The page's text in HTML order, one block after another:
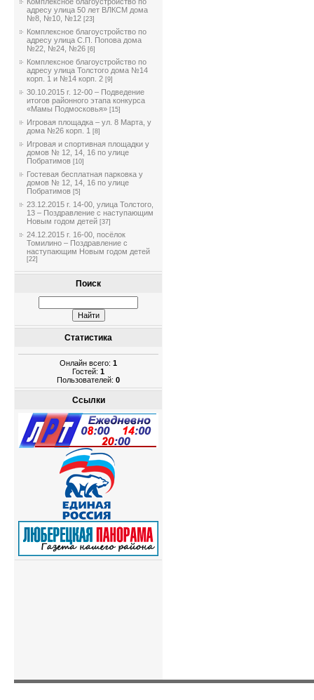
адресу улица 50 лет ВЛКСМ дома
№8, №10, №12 [23]
Комплексное благоустройство по
адресу улица С.П. Попова дома
№22, №24, №26 [6]
Комплексное благоустройство по
адресу улица Толстого дома №14
корп. 1 и №14 корп. 2 [9]
30.10.2015 г. 12-00 – Подведение
итогов районного этапа конкурса
«Мамы Подмосковья» [15]
Игровая площадка – ул. 8 Марта, у
дома №26 корп. 1 [8]
Игровая и спортивная площадки у
домов № 12, 14, 16 по улице
Побратимов [10]
Гостевая бесплатная парковка у
домов № 12, 14, 16 по улице
Побратимов [5]
23.12.2015 г. 14-00, улица Толстого,
13 – Поздравление с наступающим
Новым годом детей [37]
24.12.2015 г. 16-00, посёлок
Томилино – Поздравление с
наступающим Новым годом детей
[22]
Поиск
Статистика
Онлайн всего: 1
Гостей: 1
Пользователей: 0
Ссылки